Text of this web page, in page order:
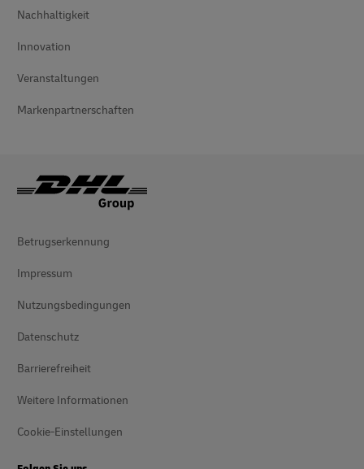
Nachhaltigkeit
Innovation
Veranstaltungen
Markenpartnerschaften
Betrugserkennung
Impressum
Nutzungsbedingungen
Datenschutz
Barrierefreiheit
Weitere Informationen
Cookie-Einstellungen